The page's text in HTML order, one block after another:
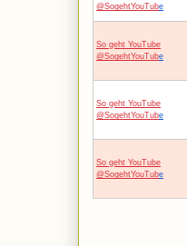
@SogehtYouTube
So geht YouTube
@SogehtYouTube
So geht YouTube
@SogehtYouTube
So geht YouTube
@SogehtYouTube